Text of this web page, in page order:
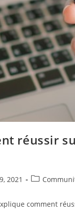
réussir
2021
Post
comment